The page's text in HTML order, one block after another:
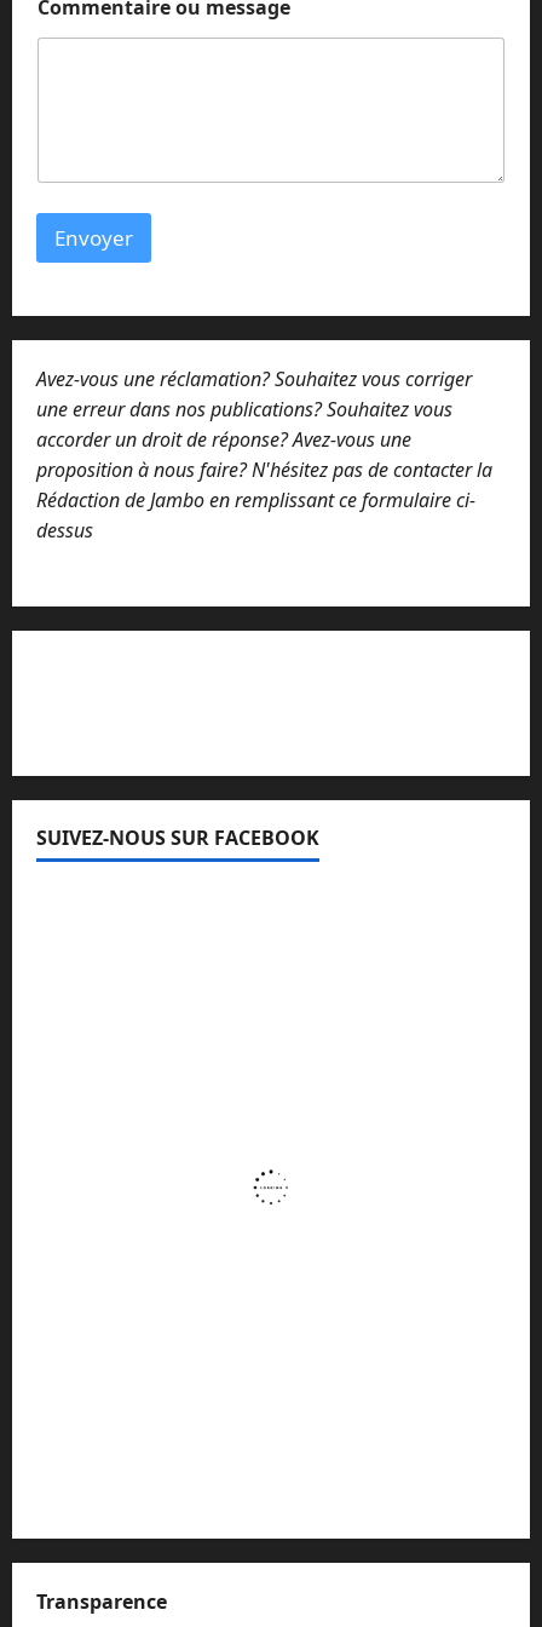
Commentaire ou message
Envoyer
Avez-vous une réclamation? Souhaitez vous corriger
une erreur dans nos publications? Souhaitez vous
accorder un droit de réponse? Avez-vous une
proposition à nous faire? N'hésitez pas de contacter la
Rédaction de Jambo en remplissant ce formulaire ci-
dessus
SUIVEZ-NOUS SUR FACEBOOK
Transparence